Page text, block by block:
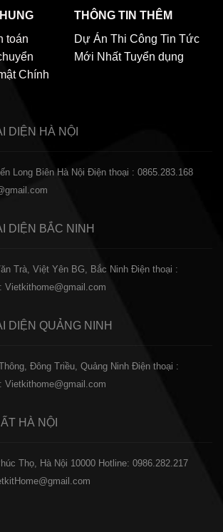
toán
Chính
THÔNG TIN THÊM
Dự Án Thi Công Tin Tức
Mới Nhất Tuyển dụng
DIỆN HÀ NỘI
Long Biên Hà Nội Điện thoại : 0865.283.168
DIỆN BẮC NINH
Trà, Việt Yên BG, Bắc Ninh Điện thoại :
Vietkithome@gmail.com
DIỆN QUẢNG NINH
Đông Triều, Quảng Ninh Điện thoại :
Vietkithome@gmail.com
HÀ NỘI
Thọ, Hà Nội 10000 Hotline: 0986.282.217